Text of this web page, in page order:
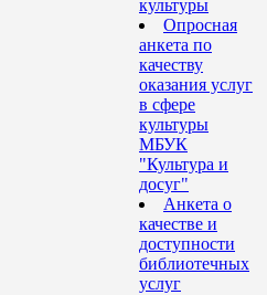
культуры
Опросная
анкета по
качеству
оказания услуг
в сфере
культуры
МБУК
"Культура и
досуг"
Анкета о
качестве и
доступности
библиотечных
услуг